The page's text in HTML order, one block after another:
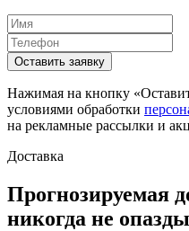
Оставить заявку
Нажимая на кнопку
условиями обработки
на рекламные рассылки и
Доставка
Прогнозируемая
никогда не